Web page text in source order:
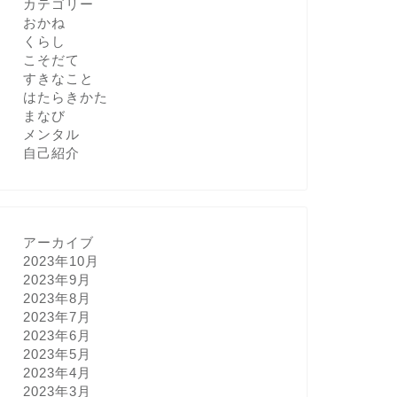
カテゴリー
おかね
くらし
こそだて
すきなこと
はたらきかた
まなび
メンタル
自己紹介
アーカイブ
2023年10月
2023年9月
2023年8月
2023年7月
2023年6月
2023年5月
2023年4月
2023年3月